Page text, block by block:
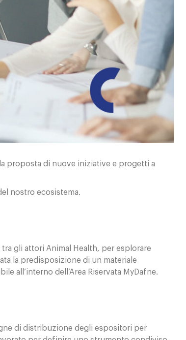
proposta di nuove iniziative e progetti a
nostro ecosistema.
gli attori Animal Health, per esplorare
la predisposizione di un materiale
all’interno dell’Area Riservata MyDafne.
di distribuzione degli espositori per